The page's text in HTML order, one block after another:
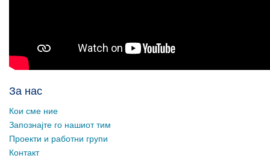
За нас
Кои сме ние
Запознајте го нашиот тим
Проекти и работни групи
Контакт